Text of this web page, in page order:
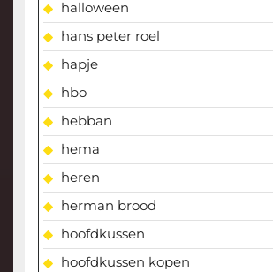
halloween
hans peter roel
hapje
hbo
hebban
hema
heren
herman brood
hoofdkussen
hoofdkussen kopen